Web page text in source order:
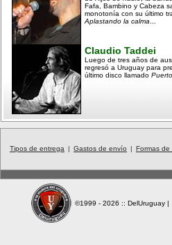
Fafa, Bambino y Cabeza
monotonía con su último
Aplastando la calma
Claudio Taddei
Luego de tres años de
regresó a Uruguay para
último disco llamado
Tipos de entrega | Gastos de envío | Formas de
©1999 - 2026 :: DelUruguay |